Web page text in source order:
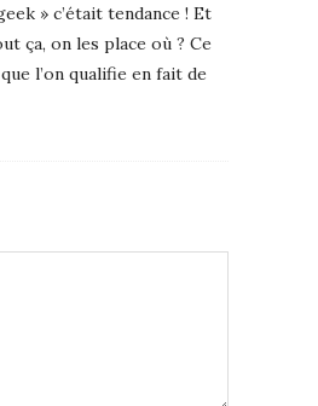
» c’était tendance ! Et
ça, on les place où ? Ce
l’on qualifie en fait de